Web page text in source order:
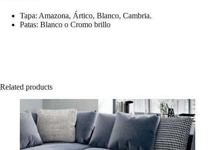
Tapa: Amazona, Ártico, Blanco, Cambria.
Patas: Blanco o Cromo brillo
Related products